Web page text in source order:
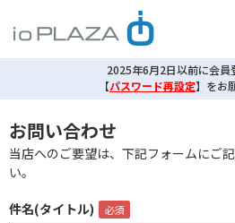
2025年6月2日以前に会員
【パスワード再設定】 をお
お問い合わせ
当店へのご要望は、下記フォームにご
い。
件名(タイトル)